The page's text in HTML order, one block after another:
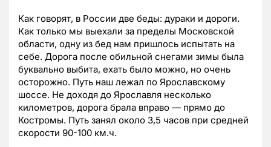
Как говорят, в России две беды: дураки и дороги.
Как только мы выехали за пределы Московской
области, одну из бед нам пришлось испытать на
себе. Дорога после обильной снегами зимы была
буквально выбита, ехать было можно, но очень
осторожно. Путь наш лежал по Ярославскому
шоссе. Не доходя до Ярославля несколько
километров, дорога брала вправо — прямо до
Костромы. Путь занял около 3,5 часов при средней
скорости 90-100 км.ч.